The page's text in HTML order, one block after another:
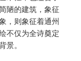
陋的建筑，象征
，则象征着通州
不仅为全诗奠定
景。